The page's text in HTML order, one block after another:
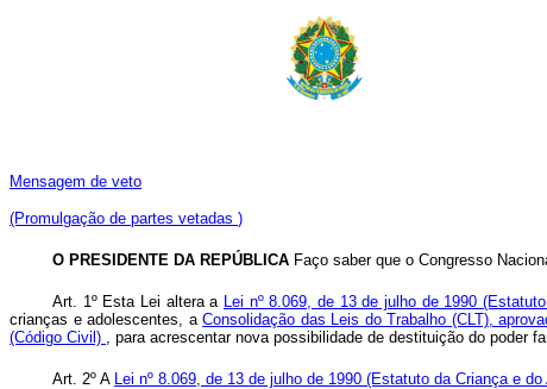
Mensagem de veto
(Promulgação de partes vetadas )
O PRESIDENTE DA REPÚBLICA Faço saber que o Congresso
Art. 1º Esta Lei altera a Lei nº 8.069, de 13 de julho de 1990
crianças e adolescentes, aConsolidação das Leis do Trabalho (CLT),
(Código Civil) , para acrescentar nova possibilidade de destituição do poder
Art. 2º A Lei nº 8.069, de 13 de julho de 1990 (Estatuto da Criança e